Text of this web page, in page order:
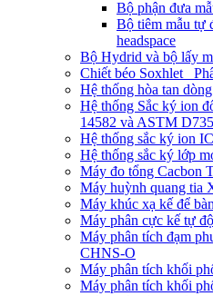
Bộ phận đưa
Bộ tiêm mẫu tự
headspace
Bộ Hydrid và bộ lấy
Chiết béo Soxhlet_
Hệ thống hòa tan
Hệ thống Sắc ký ion
14582 và ASTM
Hệ thống sắc ký ion
Hệ thống sắc ký lớp
Máy đo tổng Cacbon
Máy huỳnh quang tia
Máy khúc xạ kế để bàn
Máy phân cực kế tự
Máy phân tích đạm
CHNS-O
Máy phân tích khối
Máy phân tích khối